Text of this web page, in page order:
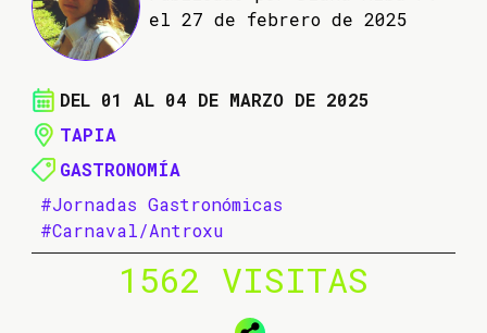
el 27 de febrero de 2025
DEL 01 AL 04 DE MARZO DE 2025
TAPIA
GASTRONOMÍA
#Jornadas Gastronómicas
#Carnaval/Antroxu
1562 VISITAS